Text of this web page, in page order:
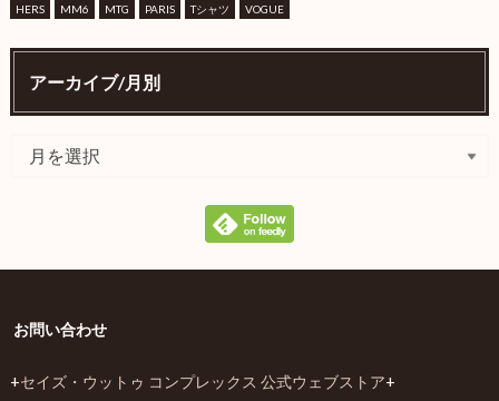
HERS MM6 MTG PARIS Tシャツ VOGUE
アーカイブ/月別
お問い合わせ
+セイズ・ウットゥ コンプレックス 公式ウェブストア+